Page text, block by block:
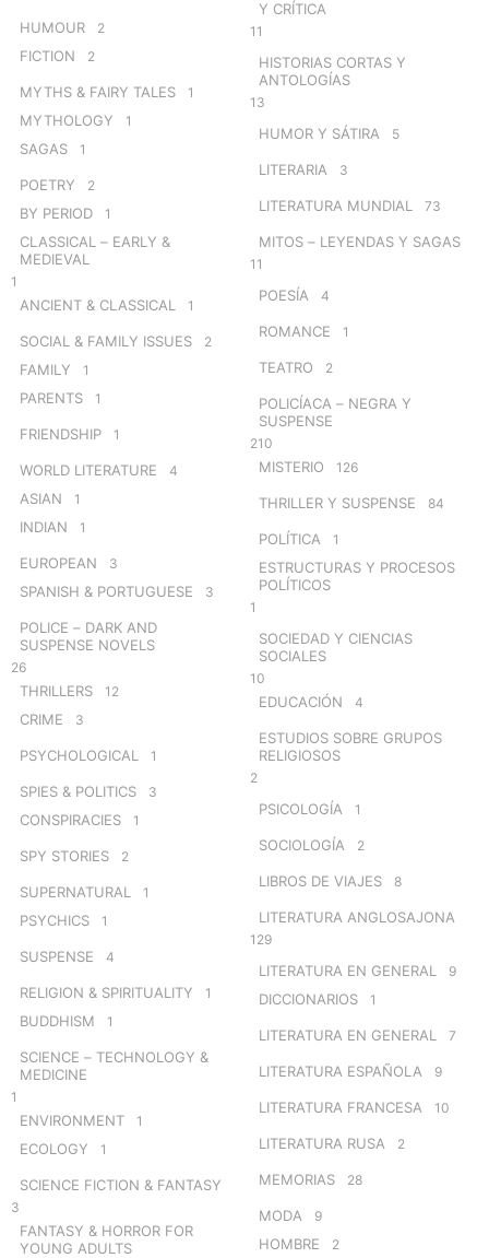
HUMOUR 2
FICTION 2
MYTHS & FAIRY TALES 1
MYTHOLOGY 1
SAGAS 1
POETRY 2
BY PERIOD 1
CLASSICAL – EARLY &
MEDIEVAL
1
ANCIENT & CLASSICAL 1
SOCIAL & FAMILY ISSUES 2
FAMILY 1
PARENTS 1
FRIENDSHIP 1
WORLD LITERATURE 4
ASIAN 1
INDIAN 1
EUROPEAN 3
SPANISH & PORTUGUESE 3
POLICE – DARK AND
SUSPENSE NOVELS
26
THRILLERS 12
CRIME 3
PSYCHOLOGICAL 1
SPIES & POLITICS 3
CONSPIRACIES 1
SPY STORIES 2
SUPERNATURAL 1
PSYCHICS 1
SUSPENSE 4
RELIGION & SPIRITUALITY 1
BUDDHISM 1
SCIENCE – TECHNOLOGY &
MEDICINE
1
ENVIRONMENT 1
ECOLOGY 1
SCIENCE FICTION & FANTASY
3
FANTASY & HORROR FOR
YOUNG ADULTS
Y CRÍTICA
11
HISTORIAS CORTAS Y
ANTOLOGÍAS
13
HUMOR Y SÁTIRA 5
LITERARIA 3
LITERATURA MUNDIAL 73
MITOS – LEYENDAS Y SAGAS
11
POESÍA 4
ROMANCE 1
TEATRO 2
POLICÍACA – NEGRA Y
SUSPENSE
210
MISTERIO 126
THRILLER Y SUSPENSE 84
POLÍTICA 1
ESTRUCTURAS Y PROCESOS
POLÍTICOS
1
SOCIEDAD Y CIENCIAS
SOCIALES
10
EDUCACIÓN 4
ESTUDIOS SOBRE GRUPOS
RELIGIOSOS
2
PSICOLOGÍA 1
SOCIOLOGÍA 2
LIBROS DE VIAJES 8
LITERATURA ANGLOSAJONA
129
LITERATURA EN GENERAL 9
DICCIONARIOS 1
LITERATURA EN GENERAL 7
LITERATURA ESPAÑOLA 9
LITERATURA FRANCESA 10
LITERATURA RUSA 2
MEMORIAS 28
MODA 9
HOMBRE 2